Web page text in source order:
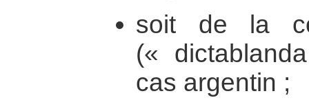
soit de la
(«
cas argentin ;